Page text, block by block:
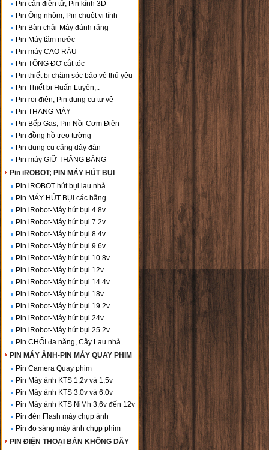
Pin cân điện tử, Pin kính 3D
Pin Ống nhòm, Pin chuột vi tính
Pin Bàn chải-Máy đánh răng
Pin Máy tăm nước
Pin máy CẠO RÂU
Pin TÔNG ĐƠ cắt tóc
Pin thiết bị chăm sóc bảo vệ thú yêu
Pin Thiết bị Huấn Luyện,..
Pin roi điện, Pin dụng cụ tự vệ
Pin THANG MÁY
Pin Bếp Gas, Pin Nồi Cơm Điện
Pin đồng hồ treo tường
Pin dung cụ căng dây đàn
Pin máy GIỮ THĂNG BẰNG
Pin iROBOT; PIN MÁY HÚT BỤI
Pin iROBOT hút bụi lau nhà
Pin MÁY HÚT BỤI các hãng
Pin iRobot-Máy hút bụi 4.8v
Pin iRobot-Máy hút bụi 7.2v
Pin iRobot-Máy hút bụi 8.4v
Pin iRobot-Máy hút bụi 9.6v
Pin iRobot-Máy hút bụi 10.8v
Pin iRobot-Máy hút bụi 12v
Pin iRobot-Máy hút bụi 14.4v
Pin iRobot-Máy hút bụi 18v
Pin iRobot-Máy hút bụi 19.2v
Pin iRobot-Máy hút bụi 24v
Pin iRobot-Máy hút bụi 25.2v
Pin CHỔI đa năng, Cây Lau nhà
PIN MÁY ẢNH-PIN MÁY QUAY PHIM
Pin Camera Quay phim
Pin Máy ảnh KTS 1,2v và 1,5v
Pin Máy ảnh KTS 3.0v và 6.0v
Pin Máy ảnh KTS NiMh 3,6v đến 12v
Pin đèn Flash máy chụp ảnh
Pin đo sáng máy ảnh chụp phim
PIN ĐIỆN THOẠI BÀN KHÔNG DÂY